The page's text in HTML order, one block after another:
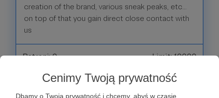
Cenimy Twoją prywatność
Dbamy o Twoją prywatność i chcemy, abyś w czasie
creation of the brand, various sneak peaks, etc...
on top of that you gain direct close contact with
us
Patroni: 0 Limit: 10000